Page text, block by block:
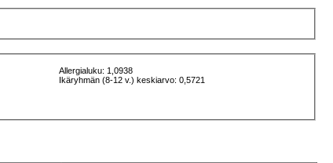
Allergialuku: 1,0938
Ikäryhmän (8-12 v.) keskiarvo: 0,5721